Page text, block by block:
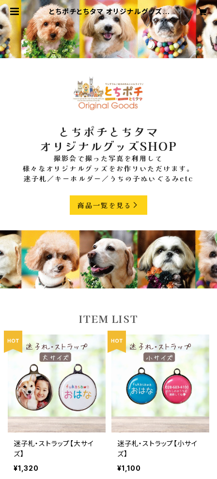
とちポチとちタマ オリジナルグッズS
HOP
とちポチとちタマ
オリジナルグッズSHOP
撮影会で撮った写真を利用して
様々なオリジナルグッズをお作りいただけます。
迷子札／キーホルダー／うちの子ぬいぐるみetc
商品一覧を見る
ITEM LIST
迷子札・ストラップ【大サイ
ズ】
¥1,320
迷子札・ストラップ【小サイ
ズ】
¥1,100